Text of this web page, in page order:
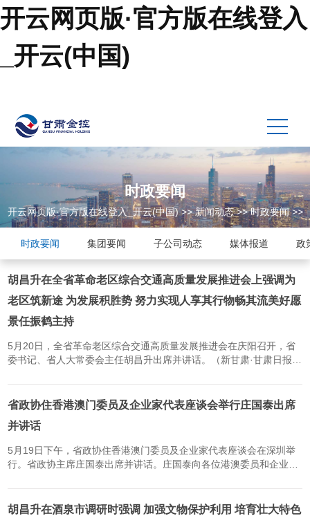
开云网页版·官方版在线登入
_开云(中国)
时政要闻
开云网页版·官方版在线登入_开云(中国)>>新闻动态>>时政要闻>>
时政要闻 集团要闻 子公司动态 媒体报道 政
胡昌升在全省革命老区综合交通高质量发展推进会上强调为
老区筑新途 为发展积胜势 努力实现人享其行物畅其流美好愿
景任振鹤主持
5月20日，全省革命老区综合交通高质量发展推进会在庆阳召开，省
委书记、省人大常委会主任胡昌升出席并讲话。（新甘肃·甘肃日报记
阳召开，省委书记、省人大常委会主任胡昌升出席并讲话。他强调...
省政协住香港澳门委员及企业家代表座谈会举行庄国泰出席
并讲话
5月19日下午，省政协住香港澳门委员及企业家代表座谈会在深圳举
行。省政协主席庄国泰出席并讲话。庄国泰向各位港澳委员和企业家
来，省政协住香港、澳门委员和广大港澳企业家发挥自身专业、资...
胡昌升在酒泉市调研时强调 加强文物保护利用 培育壮大特色